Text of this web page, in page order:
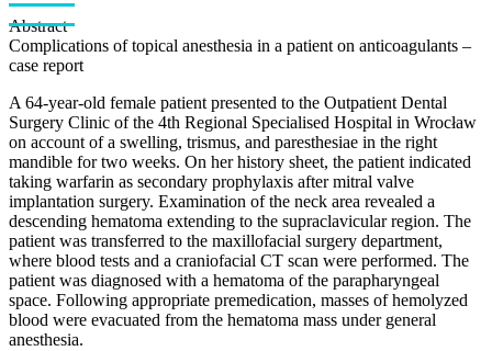
Abstract
Complications of topical anesthesia in a patient on anticoagulants –
case report
A 64-year-old female patient presented to the Outpatient Dental
Surgery Clinic of the 4th Regional Specialised Hospital in Wrocław
on account of a swelling, trismus, and paresthesiae in the right
mandible for two weeks. On her history sheet, the patient indicated
taking warfarin as secondary prophylaxis after mitral valve
implantation surgery. Examination of the neck area revealed a
descending hematoma extending to the supraclavicular region. The
patient was transferred to the maxillofacial surgery department,
where blood tests and a craniofacial CT scan were performed. The
patient was diagnosed with a hematoma of the parapharyngeal
space. Following appropriate premedication, masses of hemolyzed
blood were evacuated from the hematoma mass under general
anesthesia.